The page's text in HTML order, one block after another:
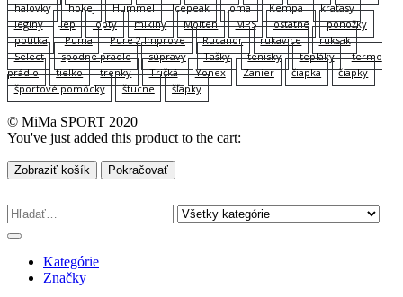
halovky
hokej Hummel Icepeak Joma Kempa
kraťasy
legíny
lep lopty mikiny Molten MPS ostatné
ponožky
potítka
Puma Pure 2 Improve Rucanor rukavice
ruksak
Select
spodne pradlo súpravy Tašky tenisky tepláky
termo
prádlo
tielko trenky Tričká Yonex Zanier čiapka
čiapky
športové pomôcky
štucne šľapky
© MiMa SPORT 2020
You've just added this product to the cart:
Zobraziť košík Pokračovať
Kategórie
Značky